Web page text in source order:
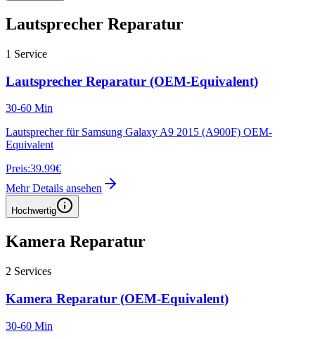
Lautsprecher Reparatur
1 Service
Lautsprecher Reparatur (OEM-Equivalent)
30-60 Min
Lautsprecher für Samsung Galaxy A9 2015 (A900F) OEM-
Equivalent
Preis:39.99€
Mehr Details ansehen
Hochwertig
Kamera Reparatur
2 Services
Kamera Reparatur (OEM-Equivalent)
30-60 Min